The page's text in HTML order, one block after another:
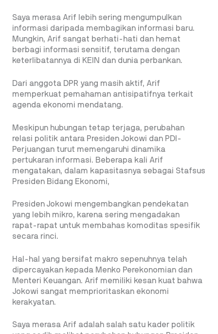
Saya merasa Arif lebih sering mengumpulkan
informasi daripada membagikan informasi baru.
Mungkin, Arif sangat berhati-hati dan hemat
berbagi informasi sensitif, terutama dengan
keterlibatannya di KEIN dan dunia perbankan.
Dari anggota DPR yang masih aktif, Arif
memperkuat pemahaman antisipatifnya terkait
agenda ekonomi mendatang.
Meskipun hubungan tetap terjaga, perubahan
relasi politik antara Presiden Jokowi dan PDI-
Perjuangan turut memengaruhi dinamika
pertukaran informasi. Beberapa kali Arif
mengatakan, dalam kapasitasnya sebagai Stafsus
Presiden Bidang Ekonomi,
Presiden Jokowi mengembangkan pendekatan
yang lebih mikro, karena sering mengadakan
rapat-rapat untuk membahas komoditas spesifik
secara rinci.
Hal-hal yang bersifat makro sepenuhnya telah
dipercayakan kepada Menko Perekonomian dan
Menteri Keuangan. Arif memiliki kesan kuat bahwa
Jokowi sangat memprioritaskan ekonomi
kerakyatan.
Saya merasa Arif adalah salah satu kader politik